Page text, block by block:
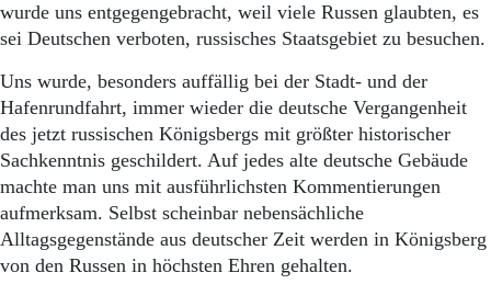
wurde uns entgegengebracht, weil viele Russen glaubten, es
sei Deutschen verboten, russisches Staatsgebiet zu besuchen.
Uns wurde, besonders auffällig bei der Stadt- und der
Hafenrundfahrt, immer wieder die deutsche Vergangenheit
des jetzt russischen Königsbergs mit größter historischer
Sachkenntnis geschildert. Auf jedes alte deutsche Gebäude
machte man uns mit ausführlichsten Kommentierungen
aufmerksam. Selbst scheinbar nebensächliche
Alltagsgegenstände aus deutscher Zeit werden in Königsberg
von den Russen in höchsten Ehren gehalten.